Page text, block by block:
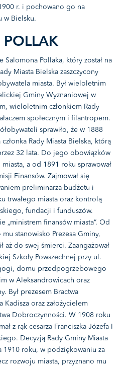
r. i pochowano go na
w Bielsku.
Salomona Pollaka, który został na
Miasta Bielska zaszczycony
miasta. Był wieloletnim
Gminy Wyznaniowej w
wieloletnim członkiem Rady
społecznym i filantropem.
sprawiło, że w 1888
Rady Miasta Bielska, którą
32 lata. Do jego obowiązków
miasta, a od 1891 roku sprawował
Finansów. Zajmował się
preliminarza budżetu i
trwałego miasta oraz kontrolą
fundacji i funduszów.
„ministrem finansów miasta”. Od
stanowisko Prezesa Gminy,
aż do swej śmierci. Zaangażował
Szkoły Powszechnej przy ul.
domu przedpogrzebowego
w Aleksandrowicach oraz
Był prezesem Bractwa
Kadisza oraz założycielem
Dobroczynności. W 1908 roku
z rąk cesarza Franciszka Józefa I
Decyzją Rady Gminy Miasta
1910 roku, w podziękowaniu za
rozwoju miasta, przyznano mu